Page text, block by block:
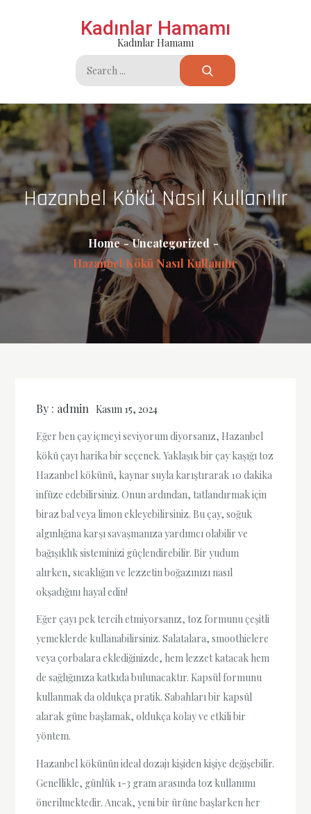
Kadınlar Hamamı
Kadınlar Hamamı
Search
for:
Hazanbel Kökü Nasıl Kullanılır
Home
Uncategorized
Hazanbel Kökü Nasıl Kullanılır
By : admin Kasım 15, 2024
Eğer ben çay içmeyi seviyorum diyorsanız, Hazanbel
kökü çayı harika bir seçenek. Yaklaşık bir çay kaşığı toz
Hazanbel kökünü, kaynar suyla karıştırarak 10 dakika
infüze edebilirsiniz. Onun ardından, tatlandırmak için
biraz bal veya limon ekleyebilirsiniz. Bu çay, soğuk
algınlığına karşı savaşmanıza yardımcı olabilir ve
bağışıklık sisteminizi güçlendirebilir. Bir yudum
alırken, sıcaklığın ve lezzetin boğazınızı nasıl
okşadığını hayal edin!
Eğer çayı pek tercih etmiyorsanız, toz formunu çeşitli
yemeklerde kullanabilirsiniz. Salatalara, smoothielere
veya çorbalara eklediğinizde, hem lezzet katacak hem
de sağlığınıza katkıda bulunacaktır. Kapsül formunu
kullanmak da oldukça pratik. Sabahları bir kapsül
alarak güne başlamak, oldukça kolay ve etkili bir
yöntem.
Hazanbel kökünün ideal dozajı kişiden kişiye değişebilir.
Genellikle, günlük 1-3 gram arasında toz kullanımı
önerilmektedir. Ancak, yeni bir ürüne başlarken her